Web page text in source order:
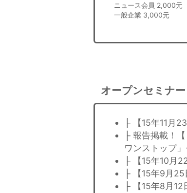
ニュース会員 2,000元
一般企業 3,000元
オープンセミナ
├ 【15年11月
├ 報告掲載！
ワンストップ
├ 【15年10月
├ 【15年9月
├ 【15年8月